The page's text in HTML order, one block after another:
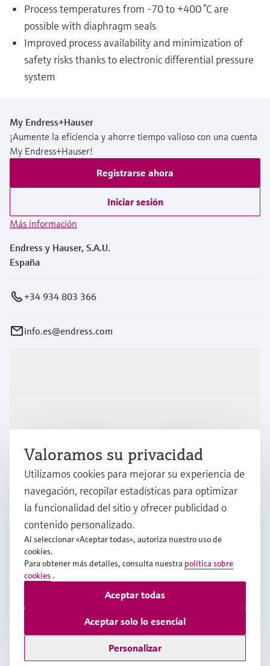
Process temperatures from -70 to +400 °C are
possible with diaphragm seals
Improved process availability and minimization of
safety risks thanks to electronic differential pressure
system
My Endress+Hauser
¡Aumente la eficiencia y ahorre tiempo valioso con una cuenta
My Endress+Hauser!
Registrarse ahora
Iniciar sesión
Más información
Endress y Hauser, S.A.U.
España
+34 934 803 366
info.es@endress.com
Soporte
Compañía
ESP•Español
Copyright © Endress+Hauser Group Services AG
Términos de usoProtección de datos
Términos y condiciones generales
Valoramos su privacidad
Utilizamos cookies para mejorar su experiencia de
navegación, recopilar estadísticas para optimizar
la funcionalidad del sitio y ofrecer publicidad o
contenido personalizado.
Al seleccionar «Aceptar todas», autoriza nuestro uso de
cookies.
Para obtener más detalles, consulta nuestra política sobre
cookies .
Personalizar
Aceptar solo lo esencial
Aceptar todas